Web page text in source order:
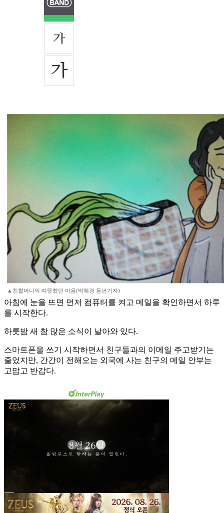
▲친할머니의 따뜻했던 마음(박혜경 동년기자)
아침에 눈을 뜨면 먼저 컴퓨터를 켜고 메일을 확인하면서 하루
를 시작한다.
하룻밤 새 참 많은 소식이 날아와 있다.
스마트폰을 쓰기 시작하면서 친구들과의 이메일 주고받기는
줄었지만, 간간이 전해오는 외국에 사는 친구의 메일 안부는
고맙고 반갑다.